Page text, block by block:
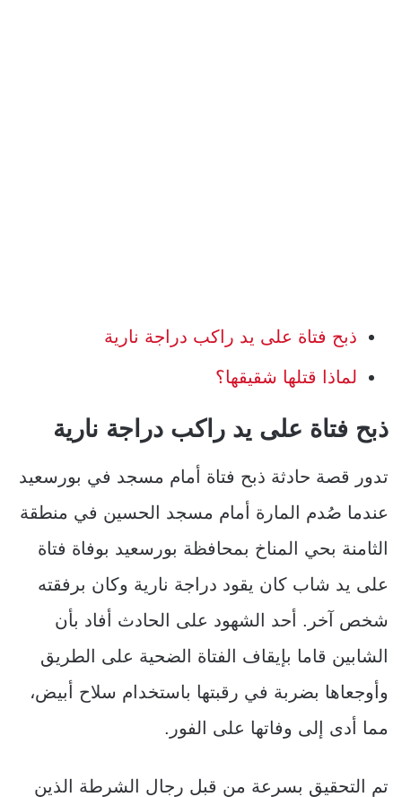
ذبح فتاة على يد راكب دراجة نارية
لماذا قتلها شقيقها؟
ذبح فتاة على يد راكب دراجة نارية
تدور قصة حادثة ذبح فتاة أمام مسجد في بورسعيد
عندما صُدم المارة أمام مسجد الحسين في منطقة
الثامنة بحي المناخ بمحافظة بورسعيد بوفاة فتاة
على يد شاب كان يقود دراجة نارية وكان برفقته
شخص آخر. أحد الشهود على الحادث أفاد بأن
الشابين قاما بإيقاف الفتاة الضحية على الطريق
وأوجعاها بضربة في رقبتها باستخدام سلاح أبيض،
مما أدى إلى وفاتها على الفور.
تم التحقيق بسرعة من قبل رجال الشرطة الذين